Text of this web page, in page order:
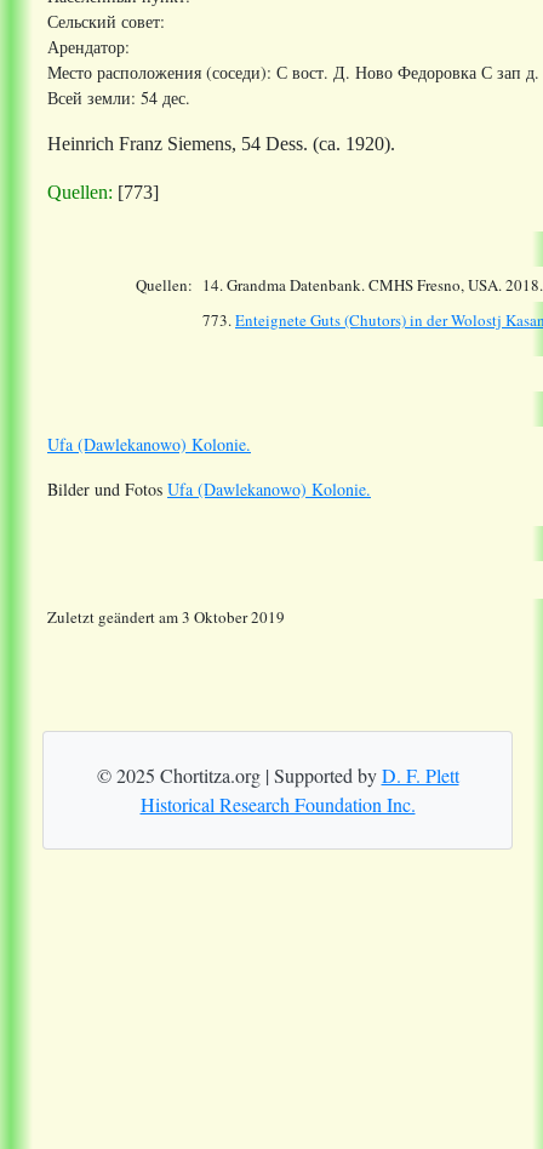
Сельский совет:
Арендатор:
Место расположения (соседи): С вост. Д. Ново Федоровка С зап
Всей земли: 54 дес.
Heinrich Franz Siemens, 54 Dess. (ca. 1920).
Quellen: [773]
Quellen: 14.Grandma Datenbank. CMHS Fresno, USA.
773.Enteignete Guts (Chutors) in der Wolostj
Ufa (Dawlekanowo) Kolonie.
Bilder und Fotos Ufa (Dawlekanowo) Kolonie.
Zuletzt geändert am 3 Oktober 2019
© 2025 Chortitza.org | Supported byD. F. Plett
Historical Research Foundation Inc.